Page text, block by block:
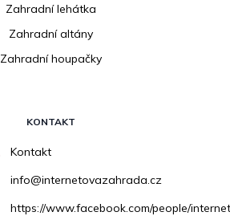
Zahradní lehátka
Zahradní altány
Zahradní houpačky
KONTAKT
Kontakt
info@internetovazahrada.cz
https://www.facebook.com/people/